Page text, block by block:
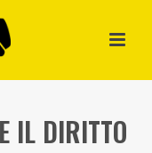
IL DIRITTO